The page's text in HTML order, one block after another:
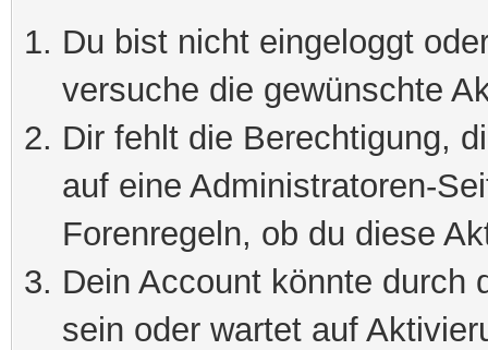
Du bist nicht eingeloggt
versuche die gewünschte
Dir fehlt die Berechtigung,
auf eine Administratoren-
Forenregeln, ob du diese
Dein Account könnte durch
sein oder wartet auf